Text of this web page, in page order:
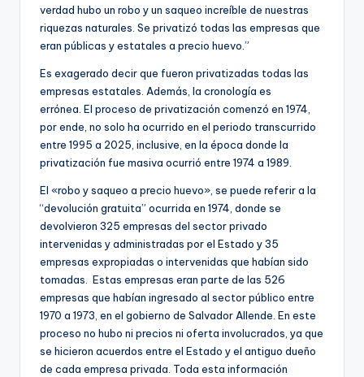
ki
verdad hubo un robo y un saqueo increíble de nuestras
riquezas naturales. Se privatizó todas las empresas que
eran públicas y estatales a precio huevo.”
Es exagerado decir que fueron privatizadas todas las
empresas estatales. Además, la cronología es
errónea. El proceso de privatización comenzó en 1974,
por ende, no solo ha ocurrido en el periodo transcurrido
entre 1995 a 2025, inclusive, en la época donde la
privatización fue masiva ocurrió entre 1974 a 1989.
El «robo y saqueo a precio huevo», se puede referir a la
“devolución gratuita” ocurrida en 1974, donde se
devolvieron 325 empresas del sector privado
intervenidas y administradas por el Estado y 35
empresas expropiadas o intervenidas que habían sido
tomadas. Estas empresas eran parte de las 526
empresas que habían ingresado al sector público entre
1970 a 1973, en el gobierno de Salvador Allende. En este
proceso no hubo ni precios ni oferta involucrados, ya que
se hicieron acuerdos entre el Estado y el antiguo dueño
de cada empresa privada. Toda esta información